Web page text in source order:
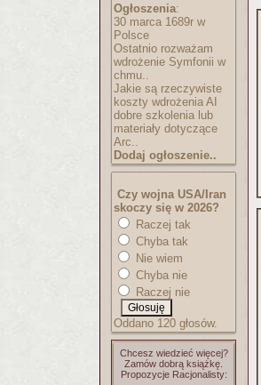
Ogłoszenia:
30 marca 1689r w
Polsce
Ostatnio rozważam
wdrożenie Symfonii w
chmu..
Jakie są rzeczywiste
koszty wdrożenia AI
dobre szkolenia lub
materiały dotyczące
Arc..
Dodaj ogłoszenie..
Czy wojna USA/Iran
skoczy się w 2026?
Raczej tak
Chyba tak
Nie wiem
Chyba nie
Raczej nie
Oddano 120 głosów.
Chcesz wiedzieć więcej?
Zamów dobrą książkę.
Propozycje Racjonalisty: